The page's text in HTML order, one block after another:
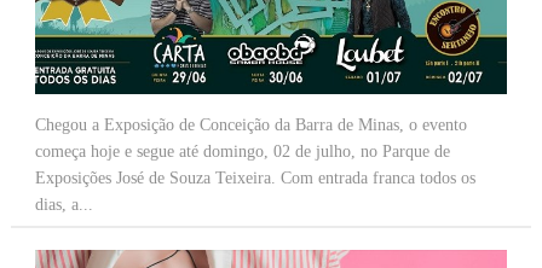
Chegou a Exposição de Conceição da Barra de Minas, o evento
começa hoje e segue até domingo, 02 de julho, no Parque de
Exposições José de Souza Teixeira. Com entrada franca todos os
dias, a...